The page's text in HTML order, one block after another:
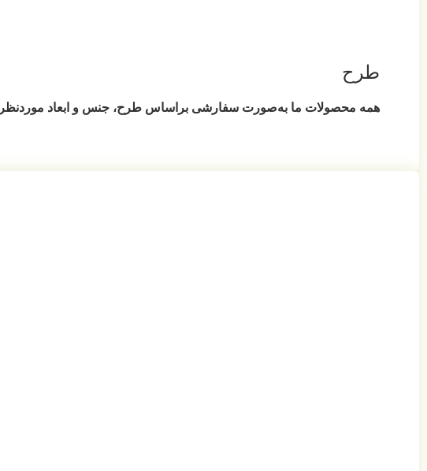
طرح
همه محصولات ما به‌صورت سفارشی براساس طرح، جنس و ابعاد موردنظر